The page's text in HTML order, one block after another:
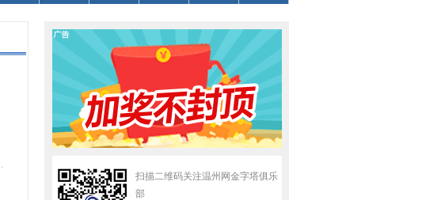
扫描二维码关注温州网金字塔俱乐
部